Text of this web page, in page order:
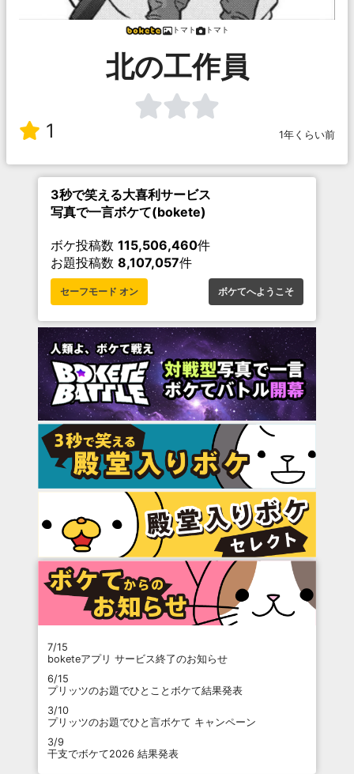
トマト トマト
北の工作員
1 1年くらい前
3秒で笑える大喜利サービス
写真で一言ボケて(bokete)
ボケ投稿数 115,506,460件
お題投稿数 8,107,057件
セーフモード オン ボケてへようこそ
7/15
boketeアプリ サービス終了のお知らせ
6/15
プリッツのお題でひとことボケて結果発表
3/10
プリッツのお題でひと言ボケて キャンペーン
3/9
干支でボケて2026 結果発表